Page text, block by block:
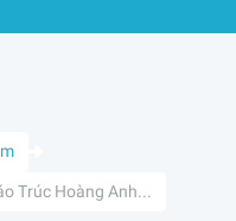
Trúc Hoàng Anh...